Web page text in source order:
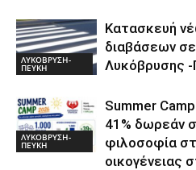
ΛΥΚΟΒΡΥΣΗ-
ΠΕΥΚΗ
Κατασκευή
διαβάσεων
Λυκόβρυσης -
ΛΥΚΟΒΡΥΣΗ-
ΠΕΥΚΗ
Summer
41% δωρεάν
φιλοσοφία
οικογένειας